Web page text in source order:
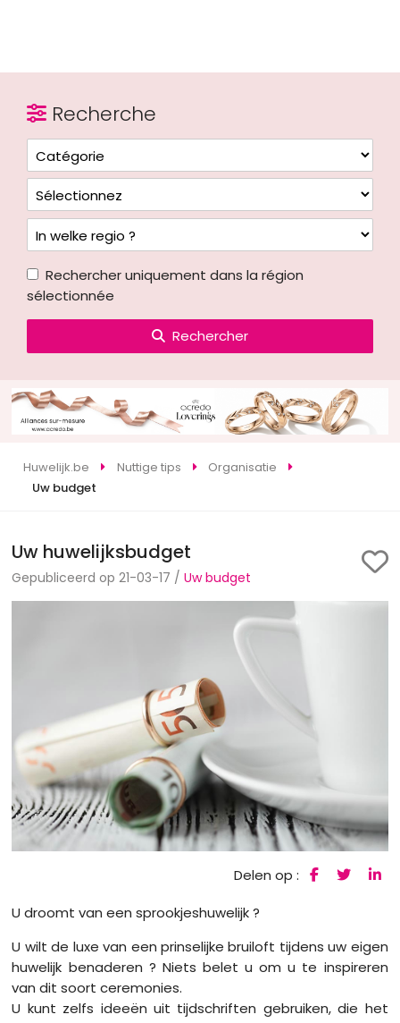
Recherche
Rechercher uniquement dans la région
sélectionnée
Rechercher
Huwelijk.be Nuttige tips
Organisatie
Uw budget
Uw huwelijksbudget
Gepubliceerd op 21-03-17 /Uw budget
Delen op :
U droomt van een sprookjeshuwelijk ?
U wilt de luxe van een prinselijke bruiloft tijdens uw eigen
huwelijk benaderen ? Niets belet u om u te inspireren
van dit soort ceremonies.
U kunt zelfs ideeën uit tijdschriften gebruiken, die het